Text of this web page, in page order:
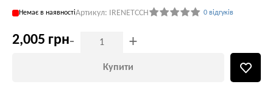
Немає в наявностіАртикул: IRENETCCH 0 відгуків
2,005 грн- +
Купити